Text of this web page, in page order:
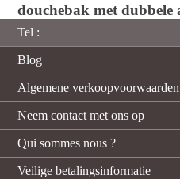
douchebak met dubbele
Tel :
Blog
Algemene verkoopvoorwaarden
Neem contact met ons op
Qui sommes nous ?
Veilige betalingsinformatie